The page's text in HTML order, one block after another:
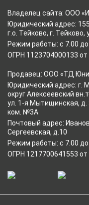
Владелец сайта: ООО
Юридический адрес:
г.о. Тейково, г. Тейково,
Режим работы: с 7.00 до
ОГРН 1123704000133 от
Продавец: ООО «ТД
Юридический адрес: г.
округ Алексеевский
ул. 1-я Мытищинская, д.
ком. №3А
Почтовый адрес:
Сергеевская, д.10
Режим работы: с 7.00 до
ОГРН 1217700641553 от